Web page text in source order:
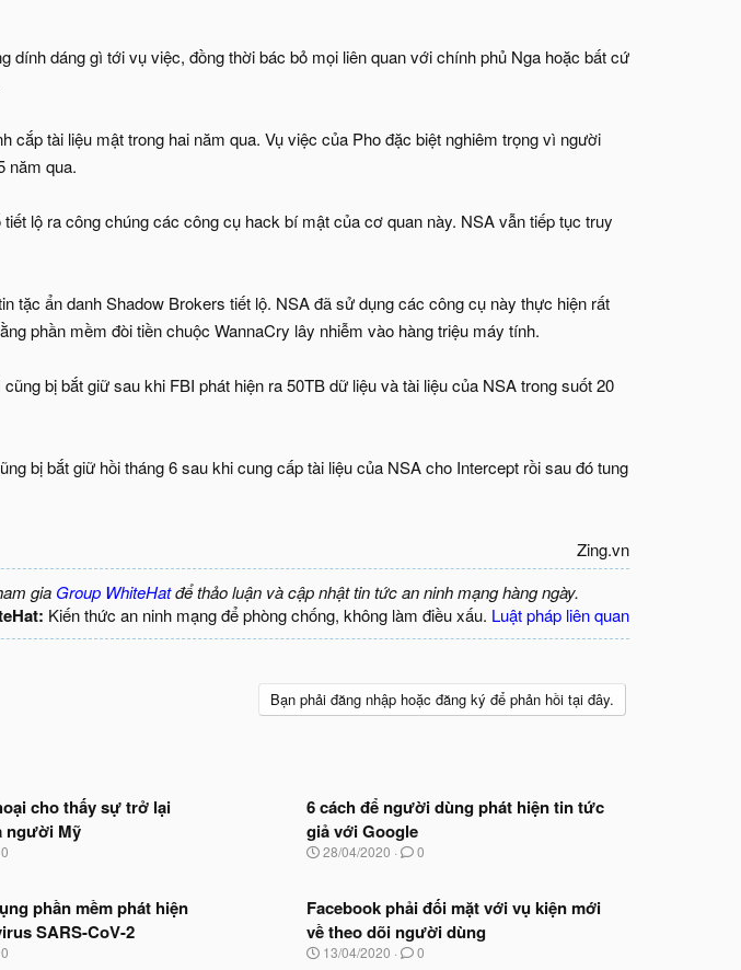
dính dáng gì tới vụ việc, đồng thời bác bỏ mọi liên quan với chính phủ Nga hoặc bất cứ
cắp tài liệu mật trong hai năm qua. Vụ việc của Pho đặc biệt nghiêm trọng vì người
năm qua.
lộ ra công chúng các công cụ hack bí mật của cơ quan này. NSA vẫn tiếp tục truy
tặc ẩn danh Shadow Brokers tiết lộ. NSA đã sử dụng các công cụ này thực hiện rất
phần mềm đòi tiền chuộc WannaCry lây nhiễm vào hàng triệu máy tính.
bị bắt giữ sau khi FBI phát hiện ra 50TB dữ liệu và tài liệu của NSA trong suốt 20
bị bắt giữ hồi tháng 6 sau khi cung cấp tài liệu của NSA cho Intercept rồi sau đó tung
Zing.vn​
gia Group WhiteHatđể thảo luận và cập nhật tin tức an ninh mạng hàng ngày.
Kiến thức an ninh mạng để phòng chống, không làm điều xấu. Luật pháp liên quan
Bạn phải đăng nhập hoặc đăng ký để phản hồi tại đây.
cho thấy sự trở lại
người Mỹ
0
6 cách để người dùng phát hiện tin tức
giả với Google
N
y
b
ắ
t
28/04/2020 0
phần mềm phát hiện
SARS-CoV-2
0
Facebook phải đối mặt với vụ kiện mới
về theo dõi người dùng
N
13/04/2020 0